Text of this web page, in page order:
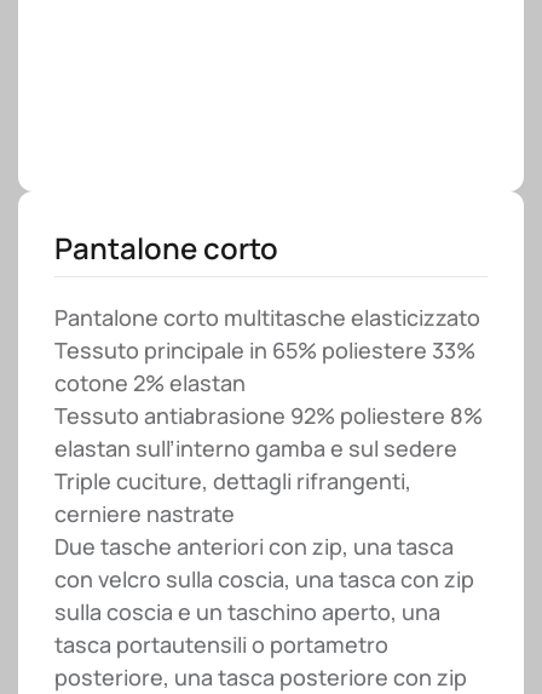
Pantalone corto
Pantalone corto multitasche elasticizzato
Tessuto principale in 65% poliestere 33%
cotone 2% elastan
Tessuto antiabrasione 92% poliestere 8%
elastan sull’interno gamba e sul sedere
Triple cuciture, dettagli rifrangenti,
cerniere nastrate
Due tasche anteriori con zip, una tasca
con velcro sulla coscia, una tasca con zip
sulla coscia e un taschino aperto, una
tasca portautensili o portametro
posteriore, una tasca posteriore con zip